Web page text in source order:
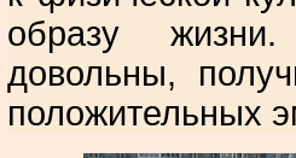
образу
довольны,
положительных